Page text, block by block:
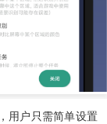
用户只需简单设置